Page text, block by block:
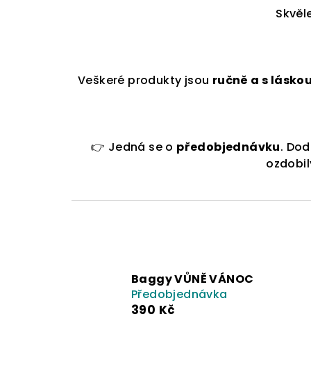
Veškeré produkty jsou ručně a s
👉 Jedná se o předobjednávku.
Baggy VŮNĚ VÁNOC
Předobjednávka
390 Kč